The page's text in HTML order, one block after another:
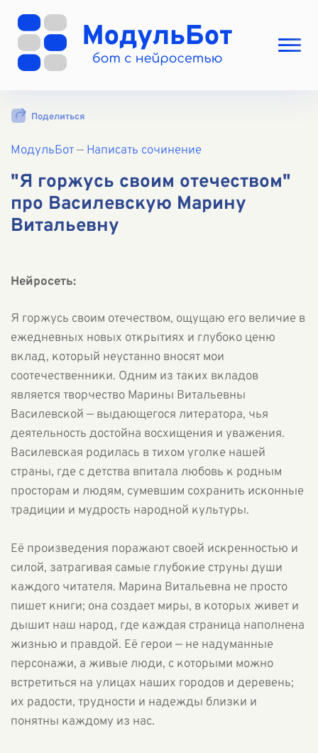
Выбрать режим
Вход
Вход с Telegram
Поделиться
МодульБот— Написать сочинение
"Я горжусь своим отечеством"
про Василевскую Марину
Витальевну
Нейросеть:
Я горжусь своим отечеством, ощущаю его величие в
ежедневных новых открытиях и глубоко ценю
вклад, который неустанно вносят мои
соотечественники. Одним из таких вкладов
является творчество Марины Витальевны
Василевской — выдающегося литератора, чья
деятельность достойна восхищения и уважения.
Василевская родилась в тихом уголке нашей
страны, где с детства впитала любовь к родным
просторам и людям, сумевшим сохранить исконные
традиции и мудрость народной культуры.
Её произведения поражают своей искренностью и
силой, затрагивая самые глубокие струны души
каждого читателя. Марина Витальевна не просто
пишет книги; она создает миры, в которых живет и
дышит наш народ, где каждая страница наполнена
жизнью и правдой. Её герои — не надуманные
персонажи, а живые люди, с которыми можно
встретиться на улицах наших городов и деревень;
их радости, трудности и надежды близки и
понятны каждому из нас.